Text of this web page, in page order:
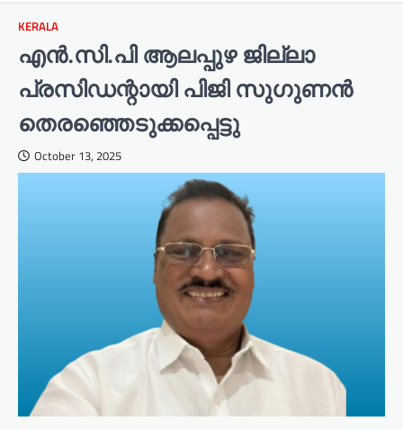
KERALA
എൻ.സി.പി ആലപ്പുഴ ജില്ലാ
പ്രസിഡന്റായി പിജി സുഗുണൻ
തെരഞ്ഞെടുക്കപ്പെട്ടു
October 13, 2025